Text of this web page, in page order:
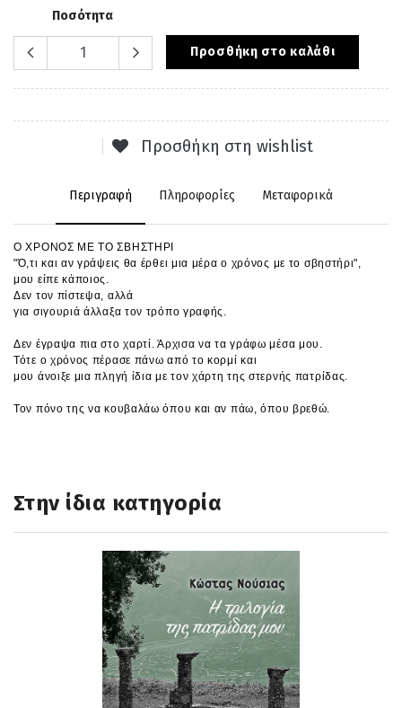
Ποσότητα
Προσθήκη στο καλάθι
Προσθήκη στη wishlist
Περιγραφή Πληροφορίες Μεταφορικά
Ο ΧΡΟΝΟΣ ΜΕ ΤΟ ΣΒΗΣΤΗΡΙ
"Ό,τι και αν γράψεις θα έρθει μια μέρα ο χρόνος με το σβηστήρι",
μου είπε κάποιος.
Δεν τον πίστεψα, αλλά
για σιγουριά άλλαξα τον τρόπο γραφής.
Δεν έγραψα πια στο χαρτί. Άρχισα να τα γράφω μέσα μου.
Τότε ο χρόνος πέρασε πάνω από το κορμί και
μου άνοιξε μια πληγή ίδια με τον χάρτη της στερνής πατρίδας.
Τον πόνο της να κουβαλάω όπου και αν πάω, όπου βρεθώ.
Στην ίδια κατηγορία